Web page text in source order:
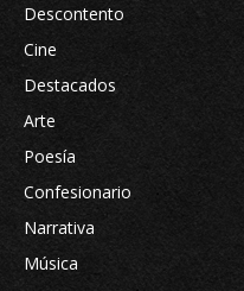
Descontento
Cine
Destacados
Arte
Poesía
Confesionario
Narrativa
Música